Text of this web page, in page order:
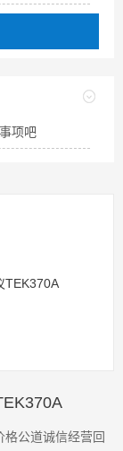
项吧
公道诚信经营回